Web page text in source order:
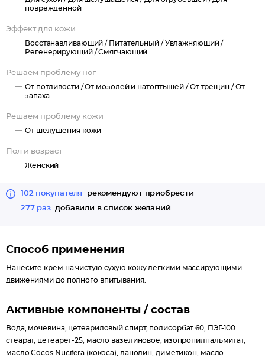
нежной.
процесс восстановления, размягчает кожу стоп и устраняет
неприятный запах.
поврежденной
Эффект для кожи
Восстанавливающий / Питательный /Увлажняющий /
Регенерирующий /Смягчающий
Решаем проблему ног
От потливости /От мозолей и натоптышей /От трещин /От
запаха
Решаем проблему кожи
От шелушения кожи
Пол и возраст
Женский
102 покупателя
рекомендуют приобрести
277 раз добавили в список желаний
Способ применения
Нанесите крем на чистую сухую кожу легкими массирующими
движениями до полного впитывания.
Активные компоненты / состав
Вода, мочевина, цетеариловый спирт, полисорбат 60, ПЭГ-100
стеарат, цетеарет-25, масло вазелиновое, изопропилпальмитат,
масло Cocos Nucifera (кокоса), ланолин, диметикон, масло